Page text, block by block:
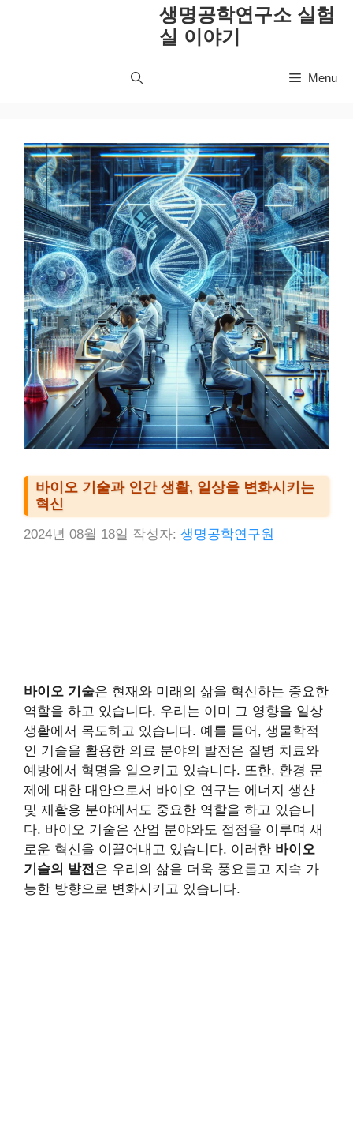
생명공학연구소 실험
실 이야기
Menu
바이오 기술과 인간 생활, 일상을 변화시키는
혁신
2024년 08월 18일 작성자: 생명공학연구원
바이오 기술은 현재와 미래의 삶을 혁신하는 중요한
역할을 하고 있습니다. 우리는 이미 그 영향을 일상
생활에서 목도하고 있습니다. 예를 들어, 생물학적
인 기술을 활용한 의료 분야의 발전은 질병 치료와
예방에서 혁명을 일으키고 있습니다. 또한, 환경 문
제에 대한 대안으로서 바이오 연구는 에너지 생산
및 재활용 분야에서도 중요한 역할을 하고 있습니
다. 바이오 기술은 산업 분야와도 접점을 이루며 새
로운 혁신을 이끌어내고 있습니다. 이러한 바이오
기술의 발전 은 우리의 삶을 더욱 풍요롭고 지속 가
능한 방향으로 변화시키고 있습니다.